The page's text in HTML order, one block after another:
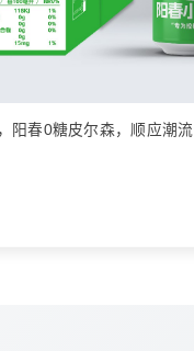
阳春0糖皮尔森，顺应潮